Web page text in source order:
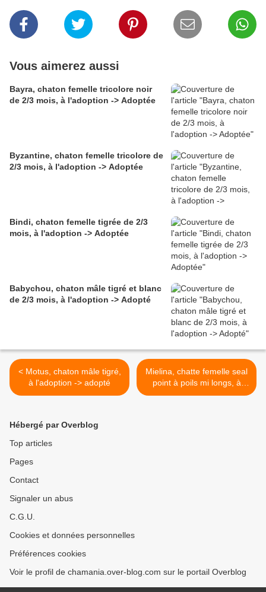
Vous aimerez aussi
Bayra, chaton femelle tricolore noir
de 2/3 mois, à l'adoption -> Adoptée
Byzantine, chaton femelle tricolore de
2/3 mois, à l'adoption -> Adoptée
Bindi, chaton femelle tigrée de 2/3
mois, à l'adoption -> Adoptée
Babychou, chaton mâle tigré et blanc
de 2/3 mois, à l'adoption -> Adopté
< Motus, chaton mâle tigré,
à l'adoption -> adopté
Mielina, chatte femelle seal
point à poils mi longs, à
l'adoption -> adoptée >
Hébergé par Overblog
Top articles
Pages
Contact
Signaler un abus
C.G.U.
Cookies et données personnelles
Préférences cookies
Voir le profil de chamania.over-blog.com sur le portail Overblog